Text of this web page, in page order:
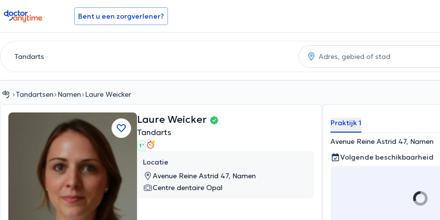
doctoranytime Bent u een zorgverlener?
Tandartsen Namen Laure Weicker
Laure Weicker
Tandarts
1 '
Locatie
Avenue Reine Astrid 47, Namen
Centre dentaire Opal
Praktijk 1
Avenue Reine Astrid 47, Namen
Volgende beschikbaarheid